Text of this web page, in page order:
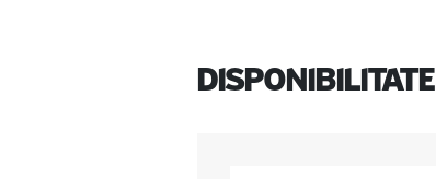
Disponibilitate